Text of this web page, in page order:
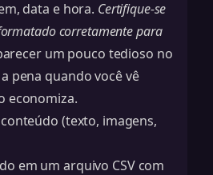
data e hora. Certifique-se
corretamente para
um pouco tedioso no
pena quando você vê
economiza.
(texto, imagens,
em um arquivo CSV com